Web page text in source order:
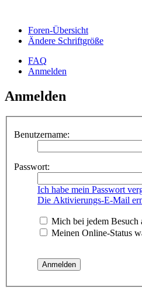
Foren-Übersicht
Ändere Schriftgröße
FAQ
Anmelden
Anmelden
Benutzername:
Passwort:
Ich habe mein Passwort
Die Aktivierungs-E-Mail
Mich bei jedem Besuch
Meinen Online-Status